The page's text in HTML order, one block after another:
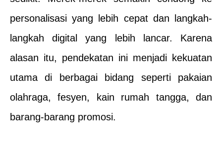
personalisasi yang lebih cepat dan langkah-
langkah digital yang lebih lancar. Karena
alasan itu, pendekatan ini menjadi kekuatan
utama di berbagai bidang seperti pakaian
olahraga, fesyen, kain rumah tangga, dan
barang-barang promosi.